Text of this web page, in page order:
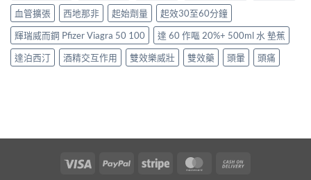
血管擴張
西地那非 起始劑量
起效30至60分鐘
輝瑞威而鋼 Pfizer Viagra 50 100
達 60 作嘔 20%+ 500ml 水 墊蕉
達泊西汀
酒精交互作用 雙效樂威壯 雙效藥 頭暈 頭痛
Visa PayPal Stripe MasterCard